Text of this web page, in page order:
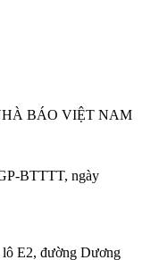
BÁO VIỆT NAM
BTTTT, ngày
E2, đường Dương